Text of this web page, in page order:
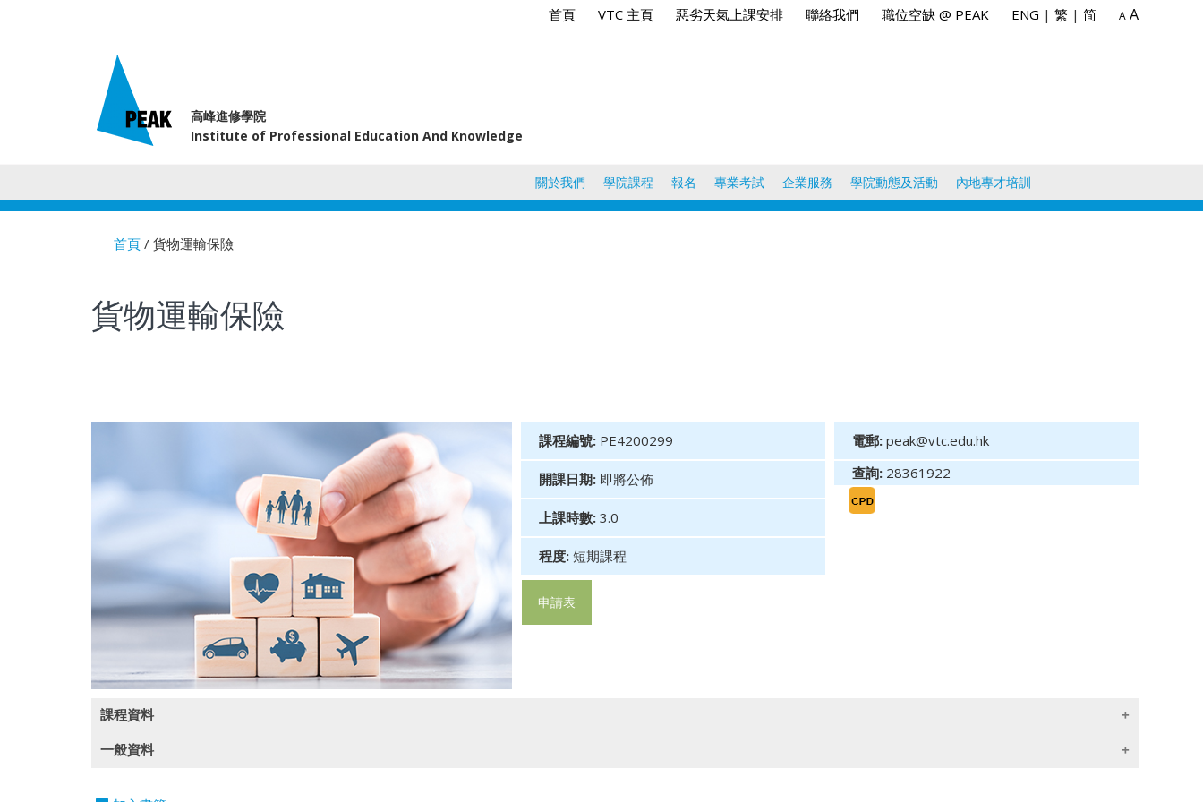
首頁 VTC 主頁 惡劣天氣上課安排 聯絡我們 職位空缺 @ PEAK ENG | 繁 | 简 A A
高峰進修學院
Institute of Professional Education And Knowledge
關於我們 學院課程 報名 專業考試 企業服務 學院動態及活動 內地專才培訓
首頁 / 貨物運輸保險
貨物運輸保險
課程編號: PE4200299
開課日期: 即將公佈
上課時數: 3.0
程度: 短期課程
申請表
電郵: peak@vtc.edu.hk
查詢: 28361922
課程資料
課程內容
一般資料